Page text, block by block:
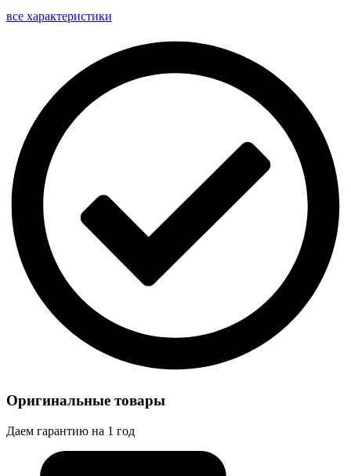
все характеристики
Оригинальные товары
Даем гарантию на 1 год